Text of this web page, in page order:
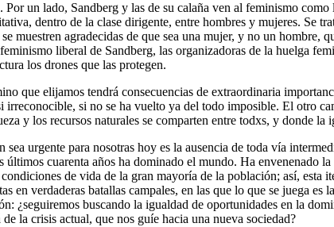
un lado, Sandberg y las de su calaña ven al feminismo
dentro de la clase dirigente, entre hombres y mujeres. Se
muestren agradecidas de que sea una mujer, y no un hombre,
liberal de Sandberg, las organizadoras de la huelga
los drones que las protegen.
que elijamos tendrá consecuencias de extraordinaria
si no se ha vuelto ya del todo imposible. El otro
y los recursos naturales se comparten entre todxs, y donde
urgente para nosotras hoy es la ausencia de toda vía
cuarenta años ha dominado el mundo. Ha envenenado
de vida de la gran mayoría de la población; así, esta
en verdaderas batallas campales, en las que lo que se juega
¿seguiremos buscando la igualdad de oportunidades en la
la crisis actual, que nos guíe hacia una nueva sociedad?